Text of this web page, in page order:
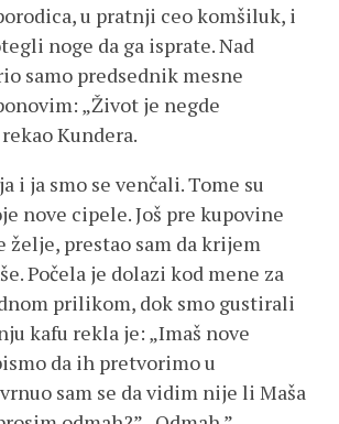
u pratnji ceo komšiluk, i
noge da ga isprate. Nad
samo predsednik mesne
„Život je negde
Kundera.
i ja smo se venčali. Tome su
nove cipele. Još pre kupovine
želje, prestao sam da krijem
Počela je dolazi kod mene za
prilikom, dok smo gustirali
kafu rekla je: „Imaš nove
da ih pretvorimo u
sam se da vidim nije li Maša